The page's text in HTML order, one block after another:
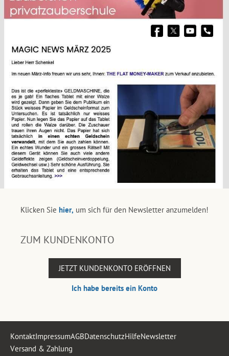
Klicken Sie hier, um sich für den Newsletter anzumelden!
ZUM KUNDENKONTO
JETZT KUNDENKONTO ERÖFFNEN
Ich habe bereits ein Konto
KontaktImpressumAGBDatenschutzHilfeNewsletter
Versand & Zahlung